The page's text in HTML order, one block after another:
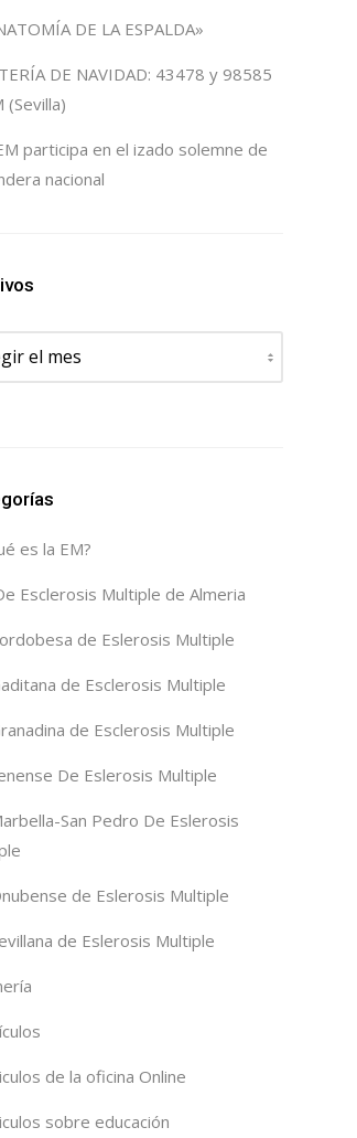
DE LA ESPALDA»
DE NAVIDAD: 43478 y 98585
(Sevilla)
participa en el izado solemne de
nacional
es la EM?
Esclerosis Multiple de Almeria
de Eslerosis Multiple
de Esclerosis Multiple
de Esclerosis Multiple
De Eslerosis Multiple
San Pedro De Eslerosis
de Eslerosis Multiple
de Eslerosis Multiple
de la oficina Online
sobre educación